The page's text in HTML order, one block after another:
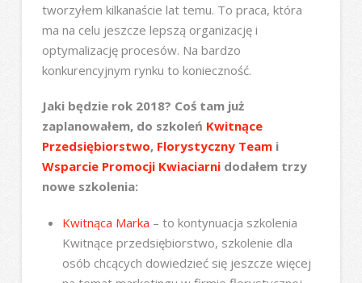
tworzyłem kilkanaście lat temu. To praca, która
ma na celu jeszcze lepszą organizację i
optymalizację procesów. Na bardzo
konkurencyjnym rynku to konieczność.
Jaki będzie rok 2018? Coś tam już
zaplanowałem, do szkoleń Kwitnące
Przedsiębiorstwo, Florystyczny Teami
Wsparcie Promocji Kwiaciarnidodałem trzy
nowe szkolenia:
Kwitnąca Marka – to kontynuacja szkolenia
Kwitnące przedsiębiorstwo, szkolenie dla
osób chcących dowiedzieć się jeszcze więcej